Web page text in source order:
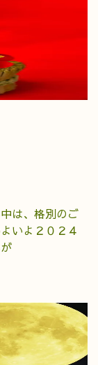
は、格別のご
いよ２０２４